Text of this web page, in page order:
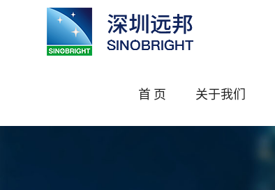
首 页 关于我们